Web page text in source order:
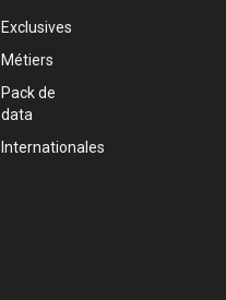
Exclusives
Métiers
Pack de
data
Internationales